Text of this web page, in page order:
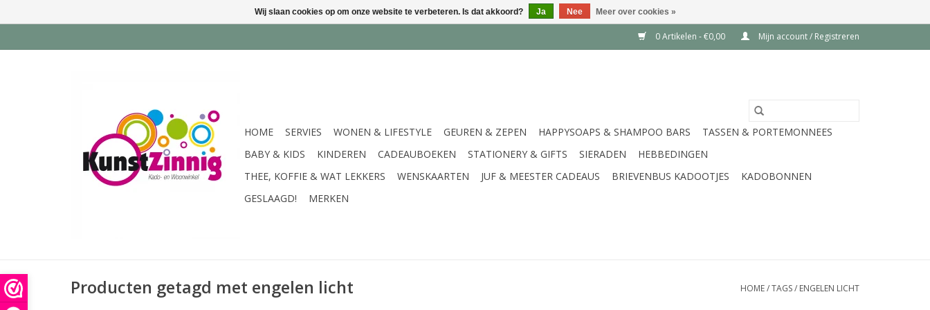
0 Artikelen - €0,00 Mijn account / Registreren
HOME SERVIES WONEN & LIFESTYLE GEUREN & ZEPEN HAPPYSOAPS & SHAMPOO BARS
TASSEN & PORTEMONNEES
BABY & KIDS
KINDEREN CADEAUBOEKEN STATIONERY & GIFTS SIERADEN
HEBBEDINGEN
THEE, KOFFIE & WAT LEKKERS
WENSKAARTEN JUF & MEESTER CADEAUS BRIEVENBUS KADOOTJES
KADOBONNEN
GESLAAGD!
MERKEN
Producten getagd met engelen licht HOME/TAGS/ ENGELEN LICHT
Wij slaan cookies op om onze website te verbeteren. Is dat akkoord? Ja Nee Meer over cookies »